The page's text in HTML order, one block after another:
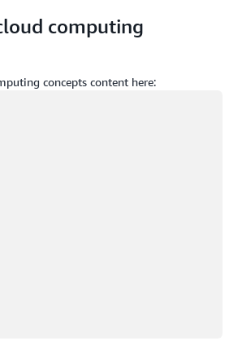
computing
concepts content here: